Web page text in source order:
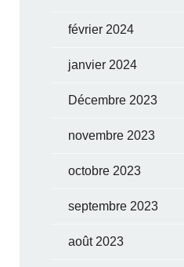
février 2024
janvier 2024
Décembre 2023
novembre 2023
octobre 2023
septembre 2023
août 2023